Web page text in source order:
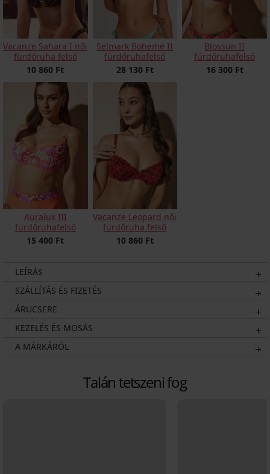
Vacanze Sahara I női
fürdőruha felső
10 860 Ft
Selmark Boheme II
fürdőruhafelső
28 130 Ft
Blossun II
fürdőruhafelső
16 300 Ft
Auralux III
fürdőruhafelső
15 400 Ft
Vacanze Leopard női
fürdőruha felső
10 860 Ft
LEÍRÁS
SZÁLLÍTÁS ÉS FIZETÉS
ÁRUCSERE
KEZELÉS ÉS MOSÁS
A MÁRKÁRÓL
Talán tetszeni fog